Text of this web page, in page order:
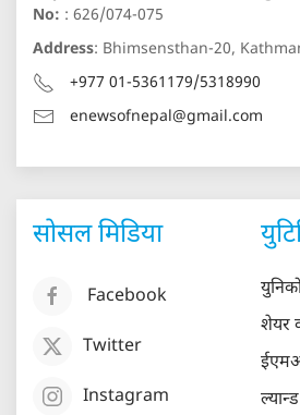
No: : 626/074-075
Address: Bhimsensthan-20,
+977 01-5361179/5318990
enewsofnepal@gmail.com
सोसल मिडिया
Facebook
Twitter
Instagram
शेयर